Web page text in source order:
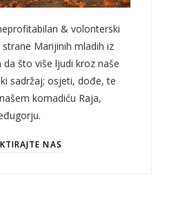
& volonterski
Marijinih mladih iz
što više ljudi kroz naše
sadržaj; osjeti, dođe, te
komadiću Raja,
NAS